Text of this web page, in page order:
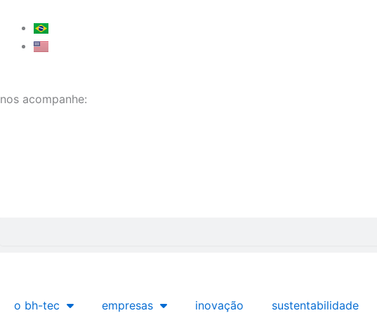
para
nos acompanhe:
o bh-tec empresas inovação sustentabilidade